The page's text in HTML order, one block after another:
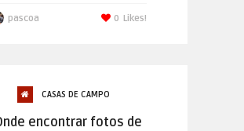
pascoa Likes!
0
CASAS DE CAMPO
encontrar fotos de